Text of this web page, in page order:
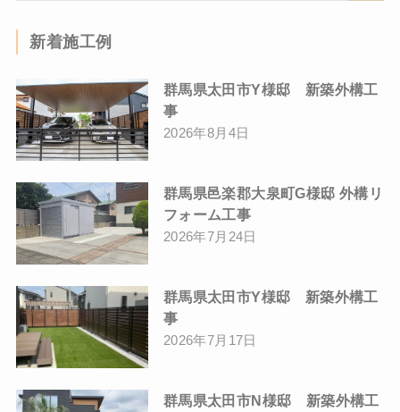
新着施工例
群馬県太田市Y様邸 新築外構工
事
2026年8月4日
群馬県邑楽郡大泉町G様邸 外構リ
フォーム工事
2026年7月24日
群馬県太田市Y様邸 新築外構工
事
2026年7月17日
群馬県太田市N様邸 新築外構工